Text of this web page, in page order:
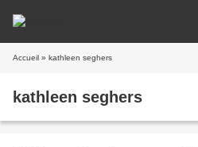
Accueil » kathleen seghers
kathleen seghers